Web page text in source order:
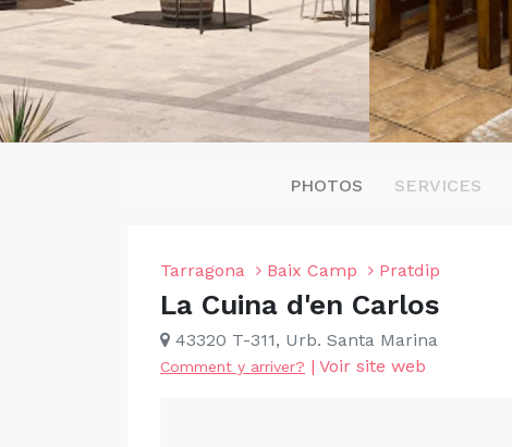
PHOTOS SERVICES
Tarragona Baix Camp Pratdip
La Cuina d'en Carlos
43320 T-311, Urb. Santa Marina
Comment y arriver? | Voir site web